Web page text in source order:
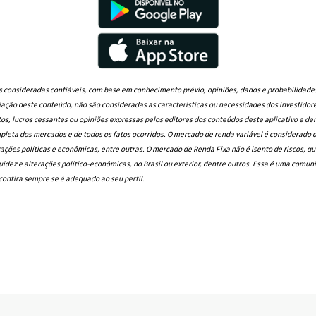
confiáveis, com base em conhecimento prévio, opiniões, dados e
deste conteúdo, não são consideradas as características ou necessidades dos
lucros cessantes ou opiniões expressas pelos editores dos conteúdos deste aplicativo e
dos mercados e de todos os fatos ocorridos. O mercado de renda variável é considerado
políticas e econômicas, entre outras. O mercado de Renda Fixa não é isento de riscos,
e alterações político-econômicas, no Brasil ou exterior, dentre outros. Essa é uma
sempre se é adequado ao seu perfil.